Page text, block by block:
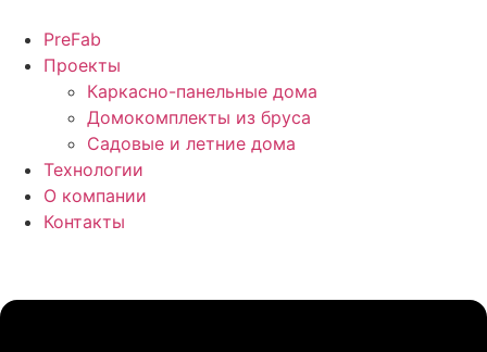
содержимому
PreFab
Проекты
Каркасно-панельные дома
Домокомплекты из бруса
Садовые и летние дома
Технологии
О компании
Контакты